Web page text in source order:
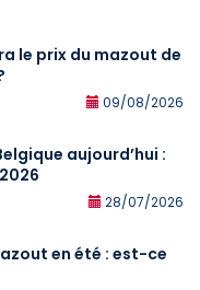
le prix du mazout de
09/08/2026
aujourd’hui :
28/07/2026
en été : est-ce